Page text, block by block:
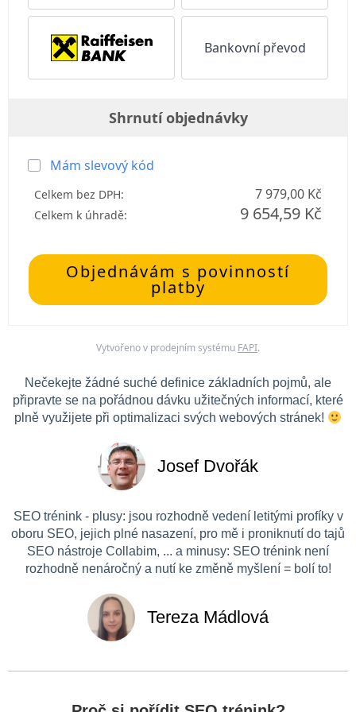
Bankovní převod
Shrnutí objednávky
Mám slevový kód
Celkem bez DPH: 7 979,00 Kč
Celkem k úhradě: 9 654,59 Kč
Objednávám s povinností
platby
Vytvořeno v prodejním systému FAPI.
Nečekejte žádné suché definice základních pojmů, ale
připravte se na pořádnou dávku užitečných informací, které
plně využijete při optimalizaci svých webových stránek!
Josef Dvořák
SEO trénink - plusy: jsou rozhodně vedení letitými profíky v
oboru SEO, jejich plné nasazení, pro mě i proniknutí do tajů
SEO nástroje Collabim, ... a minusy: SEO trénink není
rozhodně nenáročný a nutí ke změně myšlení = bolí to!
Tereza Mádlová